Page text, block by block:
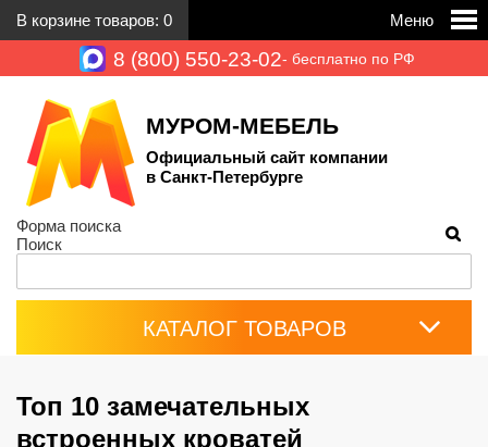
В корзине товаров: 0 Меню
8 (800) 550-23-02- бесплатно по РФ
МУРОМ-МЕБЕЛЬ
Официальный сайт компании
в Санкт-Петербурге
Форма поиска
Поиск
КАТАЛОГ ТОВАРОВ
Топ 10 замечательных
встроенных кроватей